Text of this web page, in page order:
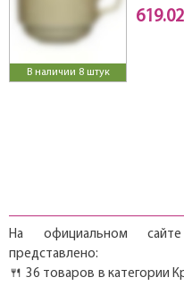
В наличии 8 штук
На официальном сайте
представлено:
🍴 36 товаров в категории